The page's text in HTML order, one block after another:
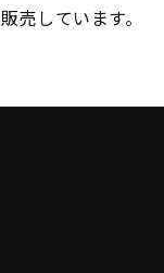
売しています。